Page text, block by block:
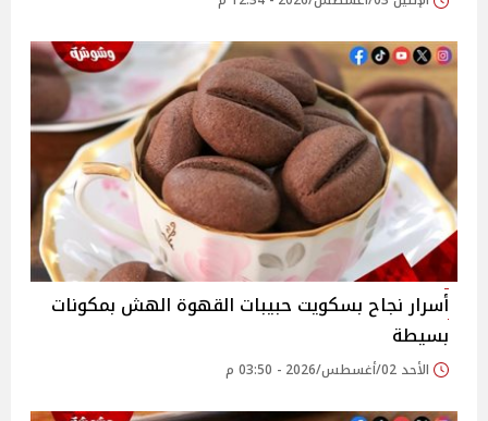
أسرار نجاح بسكويت حبيبات القهوة الهش بمكونات
بسيطة
الأحد 02/أغسطس/2026 - 03:50 م